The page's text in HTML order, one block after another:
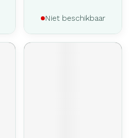
Niet beschikbaar